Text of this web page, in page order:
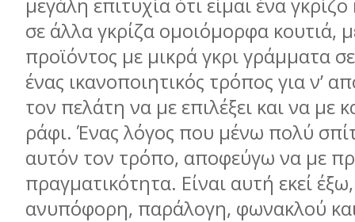
μεγάλη επιτυχία ότι είμαι ένα
σε άλλα γκρίζα ομοιόμορφα κουτιά,
προϊόντος με μικρά γκρι γράμματα
ένας ικανοποιητικός τρόπος για ν’
τον πελάτη να με επιλέξει και να με
ράφι. Ένας λόγος που μένω πολύ
αυτόν τον τρόπο, αποφεύγω να με
πραγματικότητα. Είναι αυτή εκεί
ανυπόφορη, παράλογη, φωνακλού